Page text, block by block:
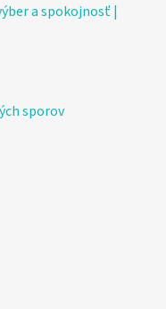
a spokojnosť |
sporov